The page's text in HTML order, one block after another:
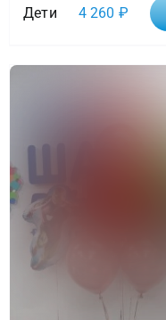
Дети 4 260 ₽